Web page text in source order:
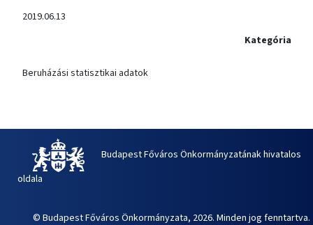
2019.06.13
Kategória
Beruházási statisztikai adatok
Budapest Főváros Önkormányzatának hivatalos
oldala
© Budapest Főváros Önkormányzata, 2026. Minden jog fenntartva.